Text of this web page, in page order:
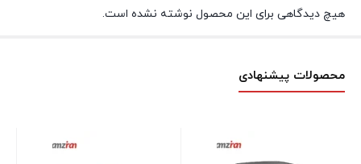
هیچ دیدگاهی برای این محصول نوشته نشده است.
محصولات پیشنهادی